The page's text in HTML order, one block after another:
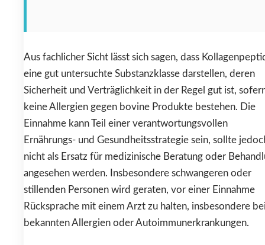
Aus fachlicher Sicht lässt sich sagen, dass
eine gut untersuchte Substanzklasse darstellen, deren
Sicherheit und Verträglichkeit in der Regel gut ist,
keine Allergien gegen bovine Produkte bestehen. Die
Einnahme kann Teil einer verantwortungsvollen
Ernährungs- und Gesundheitsstrategie sein, sollte
nicht als Ersatz für medizinische Beratung oder
angesehen werden. Insbesondere schwangeren oder
stillenden Personen wird geraten, vor einer Einnahme
Rücksprache mit einem Arzt zu halten, insbesondere
bekannten Allergien oder Autoimmunerkrankungen.